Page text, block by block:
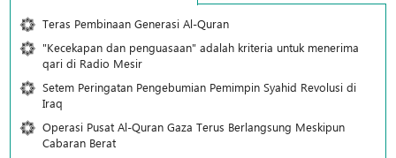
Teras Pembinaan Generasi Al-Quran
"Kecekapan dan penguasaan" adalah kriteria untuk menerima
qari di Radio Mesir
Setem Peringatan Pengebumian Pemimpin Syahid Revolusi di
Iraq
Operasi Pusat Al-Quran Gaza Terus Berlangsung Meskipun
Cabaran Berat